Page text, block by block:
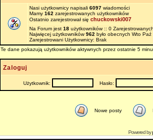
Nasi użytkownicy napisali 6097wiadomości
Mamy 162 zarejestrowanych użytkowników
Ostatnio zarejestrował się chuckowski007
Na Forum jest 18użytkowników :: 0
Najwięcej użytkowników962 było obecnych Wto
Zarejestrowani Użytkownicy: Brak
Te dane pokazują użytkowników aktywnych przez ostatnie 5
Zaloguj
Użytkownik: Hasło:
Nowe posty
Powered by